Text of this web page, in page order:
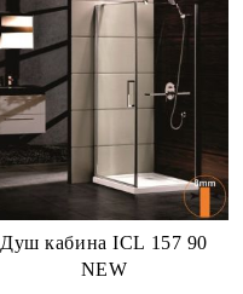
Душ кабина ICL 157 90
NEW